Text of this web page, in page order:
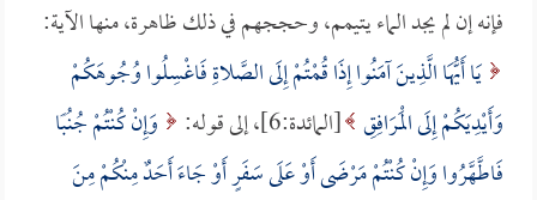
فإنه إن لم يجد الماء يتيمم، وحججهم في ذلك ظاهرة، منها الآية:
يَا أَيُّهَا الَّذِينَ آمَنُوا إِذَا قُمْتُمْ إِلَى الصَّلاةِ فَاغْسِلُوا وُجُوهَكُمْ
وَأَيْدِيَكُمْ إِلَى الْمَرَافِقِ [المائدة:6]، إلى قوله:
وَإِنْ كُنْتُمْ جُنُبًا
فَاطَّهَّرُوا وَإِنْ كُنْتُمْ مَرْضَى أَوْ عَلَى سَفَرٍ أَوْ جَاءَ أَحَدٌ مِنْكُمْ مِنَ